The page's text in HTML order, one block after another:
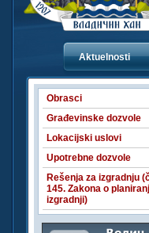
Aktuelnosti
Obrasci
Građevinske dozvole
Lokacijski uslovi
Upotrebne dozvole
Rešenja za izgradnju
145. Zakona o
izgradnji)